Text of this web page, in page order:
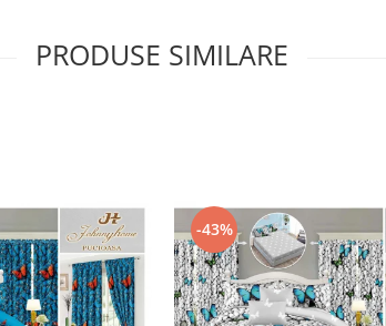
PRODUSE SIMILARE
-43%